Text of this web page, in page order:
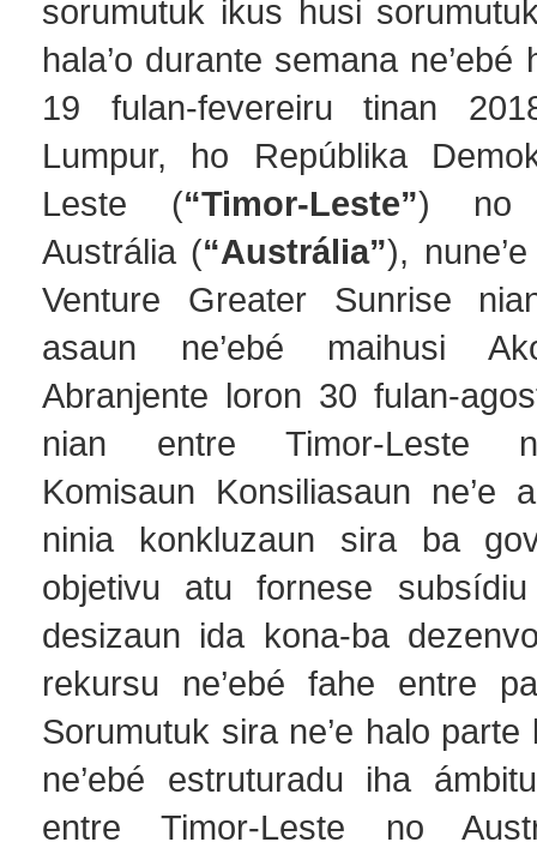
sorumutuk ikus husi
hala’o durante semana ne’ebé
19 fulan-fevereiru tinan
Lumpur, ho Repúblika
Leste (“Timor-Leste”) no
Austrália (“Austrália”),
Venture Greater Sunrise
asaun ne’ebé maihusi
Abranjente loron 30 fulan-
nian entre Timor-Leste
Komisaun Konsiliasaun ne’e
ninia konkluzaun sira ba
objetivu atu fornese
desizaun ida kona-ba
rekursu ne’ebé fahe entre
Sorumutuk sira ne’e halo parte
ne’ebé estruturadu iha
entre Timor-Leste no